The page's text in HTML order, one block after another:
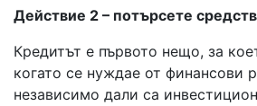
Действие 2 – потърсете
Кредитът е първото нещо, за
когато се нуждае от финансови
независимо дали са